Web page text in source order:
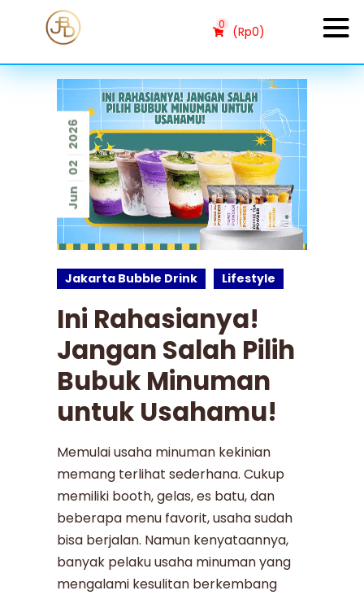
0 (Rp0)
Jun
02
2026
Jakarta Bubble Drink Lifestyle
Ini Rahasianya!
Jangan Salah Pilih
Bubuk Minuman
untuk Usahamu!
Memulai usaha minuman kekinian
memang terlihat sederhana. Cukup
memiliki booth, gelas, es batu, dan
beberapa menu favorit, usaha sudah
bisa berjalan. Namun kenyataannya,
banyak pelaku usaha minuman yang
mengalami kesulitan berkembang